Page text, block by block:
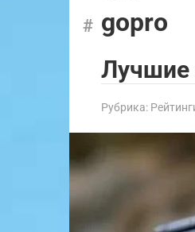
gopro
Лучшие
Рубрика: